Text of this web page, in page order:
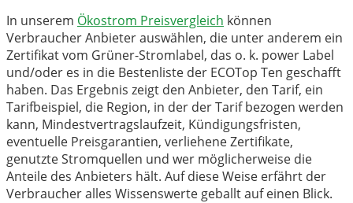
In unserem Ökostrom Preisvergleich können
Verbraucher Anbieter auswählen, die unter anderem ein
Zertifikat vom Grüner-Stromlabel, das o. k. power Label
und/oder es in die Bestenliste der ECOTop Ten geschafft
haben. Das Ergebnis zeigt den Anbieter, den Tarif, ein
Tarifbeispiel, die Region, in der der Tarif bezogen werden
kann, Mindestvertragslaufzeit, Kündigungsfristen,
eventuelle Preisgarantien, verliehene Zertifikate,
genutzte Stromquellen und wer möglicherweise die
Anteile des Anbieters hält. Auf diese Weise erfährt der
Verbraucher alles Wissenswerte geballt auf einen Blick.